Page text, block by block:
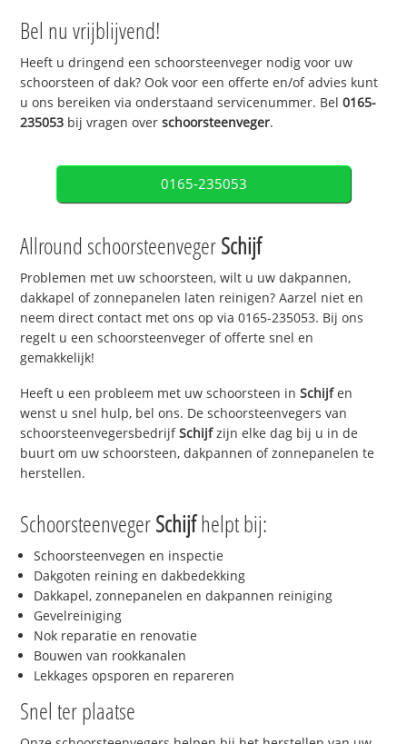
Bel nu vrijblijvend!
Heeft u dringend een schoorsteenveger nodig voor uw
schoorsteen of dak? Ook voor een offerte en/of advies kunt
u ons bereiken via onderstaand servicenummer. Bel0165-
235053 bij vragen overschoorsteenveger.
0165-235053
Allround schoorsteenvegerSchijf
Problemen met uw schoorsteen, wilt u uw dakpannen,
dakkapel of zonnepanelen laten reinigen? Aarzel niet en
neem direct contact met ons op via 0165-235053. Bij ons
regelt u een schoorsteenveger of offerte snel en
gemakkelijk!
Heeft u een probleem met uw schoorsteen inSchijfen
wenst u snel hulp, bel ons. De schoorsteenvegers van
schoorsteenvegersbedrijfSchijfzijn elke dag bij u in de
buurt om uw schoorsteen, dakpannen of zonnepanelen te
herstellen.
SchoorsteenvegerSchijfhelpt bij:
Schoorsteenvegen en inspectie
Dakgoten reining en dakbedekking
Dakkapel, zonnepanelen en dakpannen reiniging
Gevelreiniging
Nok reparatie en renovatie
Bouwen van rookkanalen
Lekkages opsporen en repareren
Snel ter plaatse